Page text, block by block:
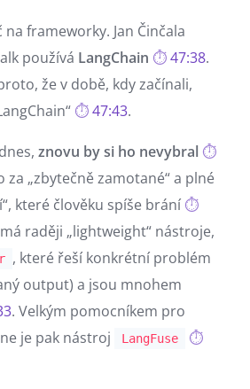
frameworky. Jan Činčala
používá LangChain 47:38.
že v době, kdy začínali,
47:43.
znovu by si ho nevybral
za „zbytečně zamotané“ a plné
které člověku spíše brání
raději „lightweight“ nástroje,
, které řeší konkrétní problém
output) a jsou mnohem
. Velkým pomocníkem pro
je pak nástroj
LangFuse